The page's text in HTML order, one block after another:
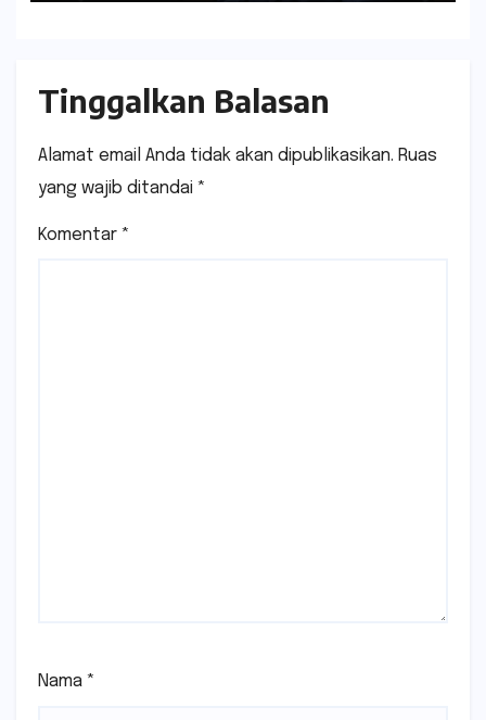
Tinggalkan Balasan
Alamat email Anda tidak akan dipublikasikan. Ruas
yang wajib ditandai *
Komentar *
Nama *